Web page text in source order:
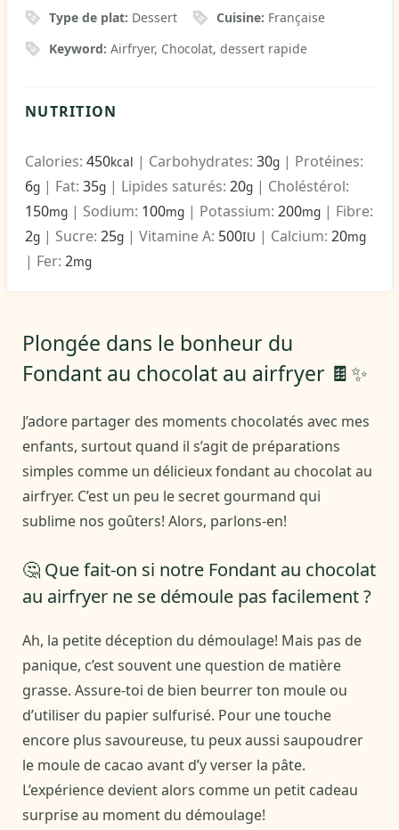
Type de plat: Dessert Cuisine: Française
Keyword:Airfryer, Chocolat, dessert rapide
NUTRITION
Calories: 450kcal | Carbohydrates: 30g | Protéines:
6g | Fat: 35g | Lipides saturés: 20g | Choléstérol:
150mg | Sodium: 100mg | Potassium: 200mg | Fibre:
2g | Sucre: 25g | Vitamine A: 500IU | Calcium: 20mg
| Fer: 2mg
Plongée dans le bonheur du
Fondant au chocolat au airfryer 🍫✨
J’adore partager des moments chocolatés avec mes
enfants, surtout quand il s’agit de préparations
simples comme un délicieux fondant au chocolat au
airfryer. C’est un peu le secret gourmand qui
sublime nos goûters! Alors, parlons-en!
🤔 Que fait-on si notre Fondant au chocolat
au airfryer ne se démoule pas facilement ?
Ah, la petite déception du démoulage! Mais pas de
panique, c’est souvent une question de matière
grasse. Assure-toi de bien beurrer ton moule ou
d’utiliser du papier sulfurisé. Pour une touche
encore plus savoureuse, tu peux aussi saupoudrer
le moule de cacao avant d’y verser la pâte.
L’expérience devient alors comme un petit cadeau
surprise au moment du démoulage!